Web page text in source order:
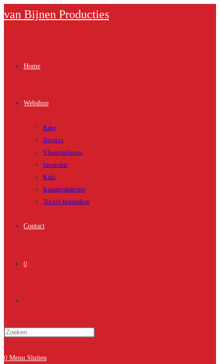
naar
van Bijnen Producties
Home
Webshop
Baby
Diverse
Vlaggenslinger
Inspiratie
Kids
Kraampakketten
Textiel bedrukken
Contact
0
site
0 Menu Sluiten